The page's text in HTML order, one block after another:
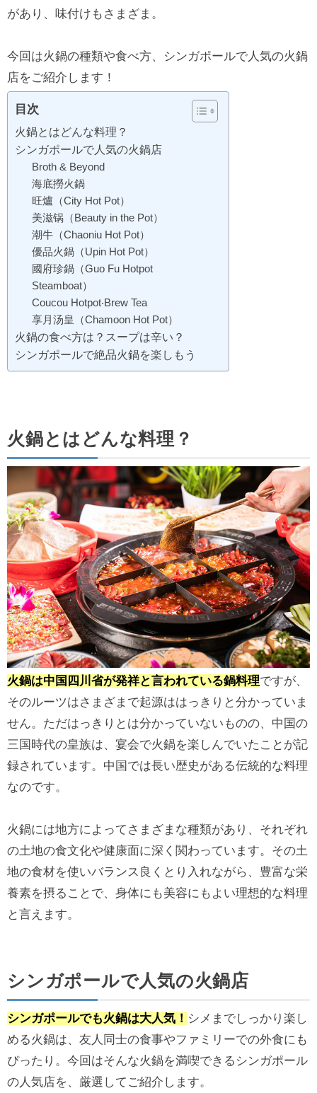
があり、味付けもさまざま。
今回は火鍋の種類や食べ方、シンガポールで人気の火鍋
店をご紹介します！
目次
火鍋とはどんな料理？
シンガポールで人気の火鍋店
Broth & Beyond
海底撈火鍋
旺爐（City Hot Pot）
美滋锅（Beauty in the Pot）
潮牛（Chaoniu Hot Pot）
優品火鍋（Upin Hot Pot）
國府珍鍋（Guo Fu Hotpot
Steamboat）
Coucou Hotpot‧Brew Tea
享月汤皇（Chamoon Hot Pot）
火鍋の食べ方は？スープは辛い？
シンガポールで絶品火鍋を楽しもう
火鍋とはどんな料理？
火鍋は中国四川省が発祥と言われている鍋料理ですが、
そのルーツはさまざまで起源ははっきりと分かっていま
せん。ただはっきりとは分かっていないものの、中国の
三国時代の皇族は、宴会で火鍋を楽しんでいたことが記
録されています。中国では長い歴史がある伝統的な料理
なのです。
火鍋には地方によってさまざまな種類があり、それぞれ
の土地の食文化や健康面に深く関わっています。その土
地の食材を使いバランス良くとり入れながら、豊富な栄
養素を摂ることで、身体にも美容にもよい理想的な料理
と言えます。
シンガポールで人気の火鍋店
シンガポールでも火鍋は大人気！ シメまでしっかり楽し
める火鍋は、友人同士の食事やファミリーでの外食にも
ぴったり。今回はそんな火鍋を満喫できるシンガポール
の人気店を、厳選してご紹介します。